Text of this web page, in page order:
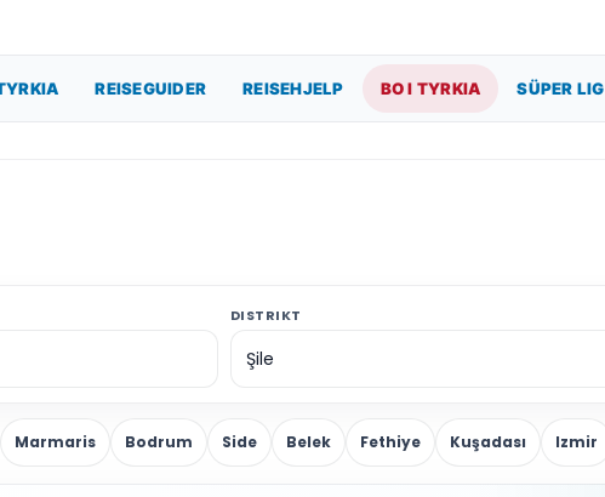
REISEGUIDER REISEHJELP BO I TYRKIA SÜPER LIG
DISTRIKT
Marmaris Bodrum Side Belek Fethiye Kuşadası Izmir